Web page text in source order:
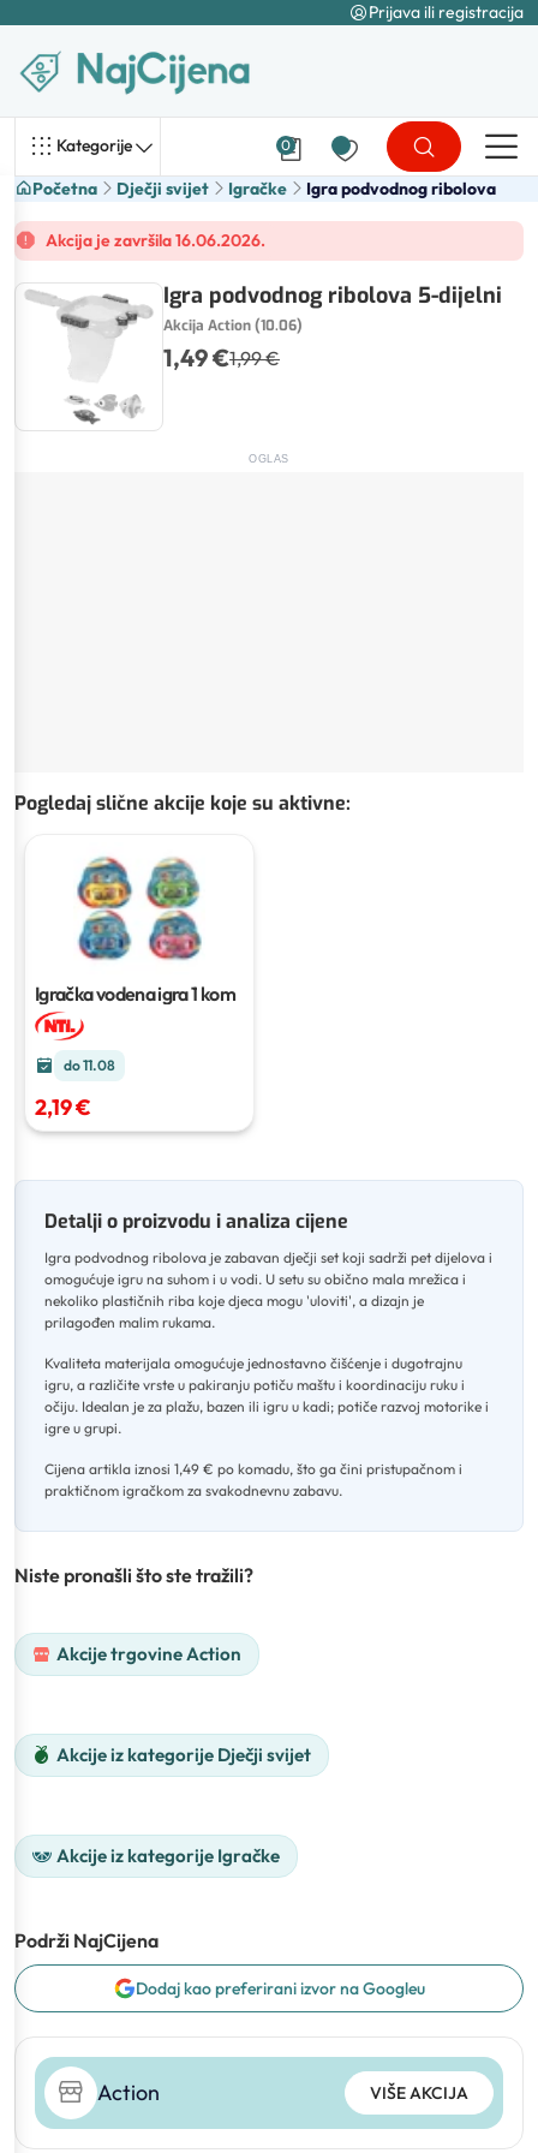
Prijava ili registracija
Kategorije 0
Početna Dječji svijet Igračke Igra podvodnog ribolova
Akcija je završila 16.06.2026.
Igra podvodnog ribolova 5-dijelni
Akcija Action (10.06)
1,49 €1,99 €
OGLAS
Pogledaj slične akcije koje su aktivne:
Igračka vodena igra1 kom
do 11.08
2,19 €
Detalji o proizvodu i analiza cijene
Igra podvodnog ribolova je zabavan dječji set koji sadrži pet dijelova i
omogućuje igru na suhom i u vodi. U setu su obično mala mrežica i
nekoliko plastičnih riba koje djeca mogu 'uloviti', a dizajn je
prilagođen malim rukama.
Kvaliteta materijala omogućuje jednostavno čišćenje i dugotrajnu
igru, a različite vrste u pakiranju potiču maštu i koordinaciju ruku i
očiju. Idealan je za plažu, bazen ili igru u kadi; potiče razvoj motorike i
igre u grupi.
Cijena artikla iznosi 1,49 € po komadu, što ga čini pristupačnom i
praktičnom igračkom za svakodnevnu zabavu.
Niste pronašli što ste tražili?
Akcije trgovine Action
Akcije iz kategorije Dječji svijet
Akcije iz kategorije Igračke
Podrži NajCijena
Dodaj kao preferirani izvor na Googleu
Action VIŠE AKCIJA